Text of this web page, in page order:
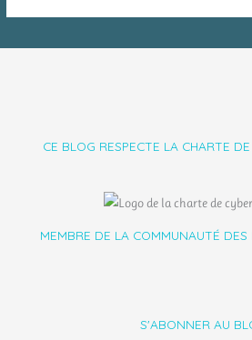
CE BLOG RESPECTE LA CHARTE
MEMBRE DE LA COMMUNAUTÉ DES
S'ABONNER AU